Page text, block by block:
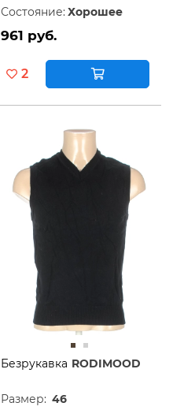
Состояние: Хорошее
961 руб.
2
Безрукавка RODIMOOD
Размер: 46